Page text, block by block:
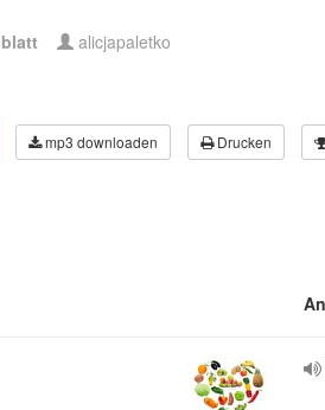
alicjapaletko
mp3 downloaden Drucken